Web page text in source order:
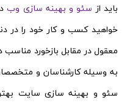
باید از سئو و بهینه سازی وب
خواهید کسب و کار خود را در
معقول در مقابل بازخورد
به وسیله کارشناسان و
سئو و بهینه سازی سایت